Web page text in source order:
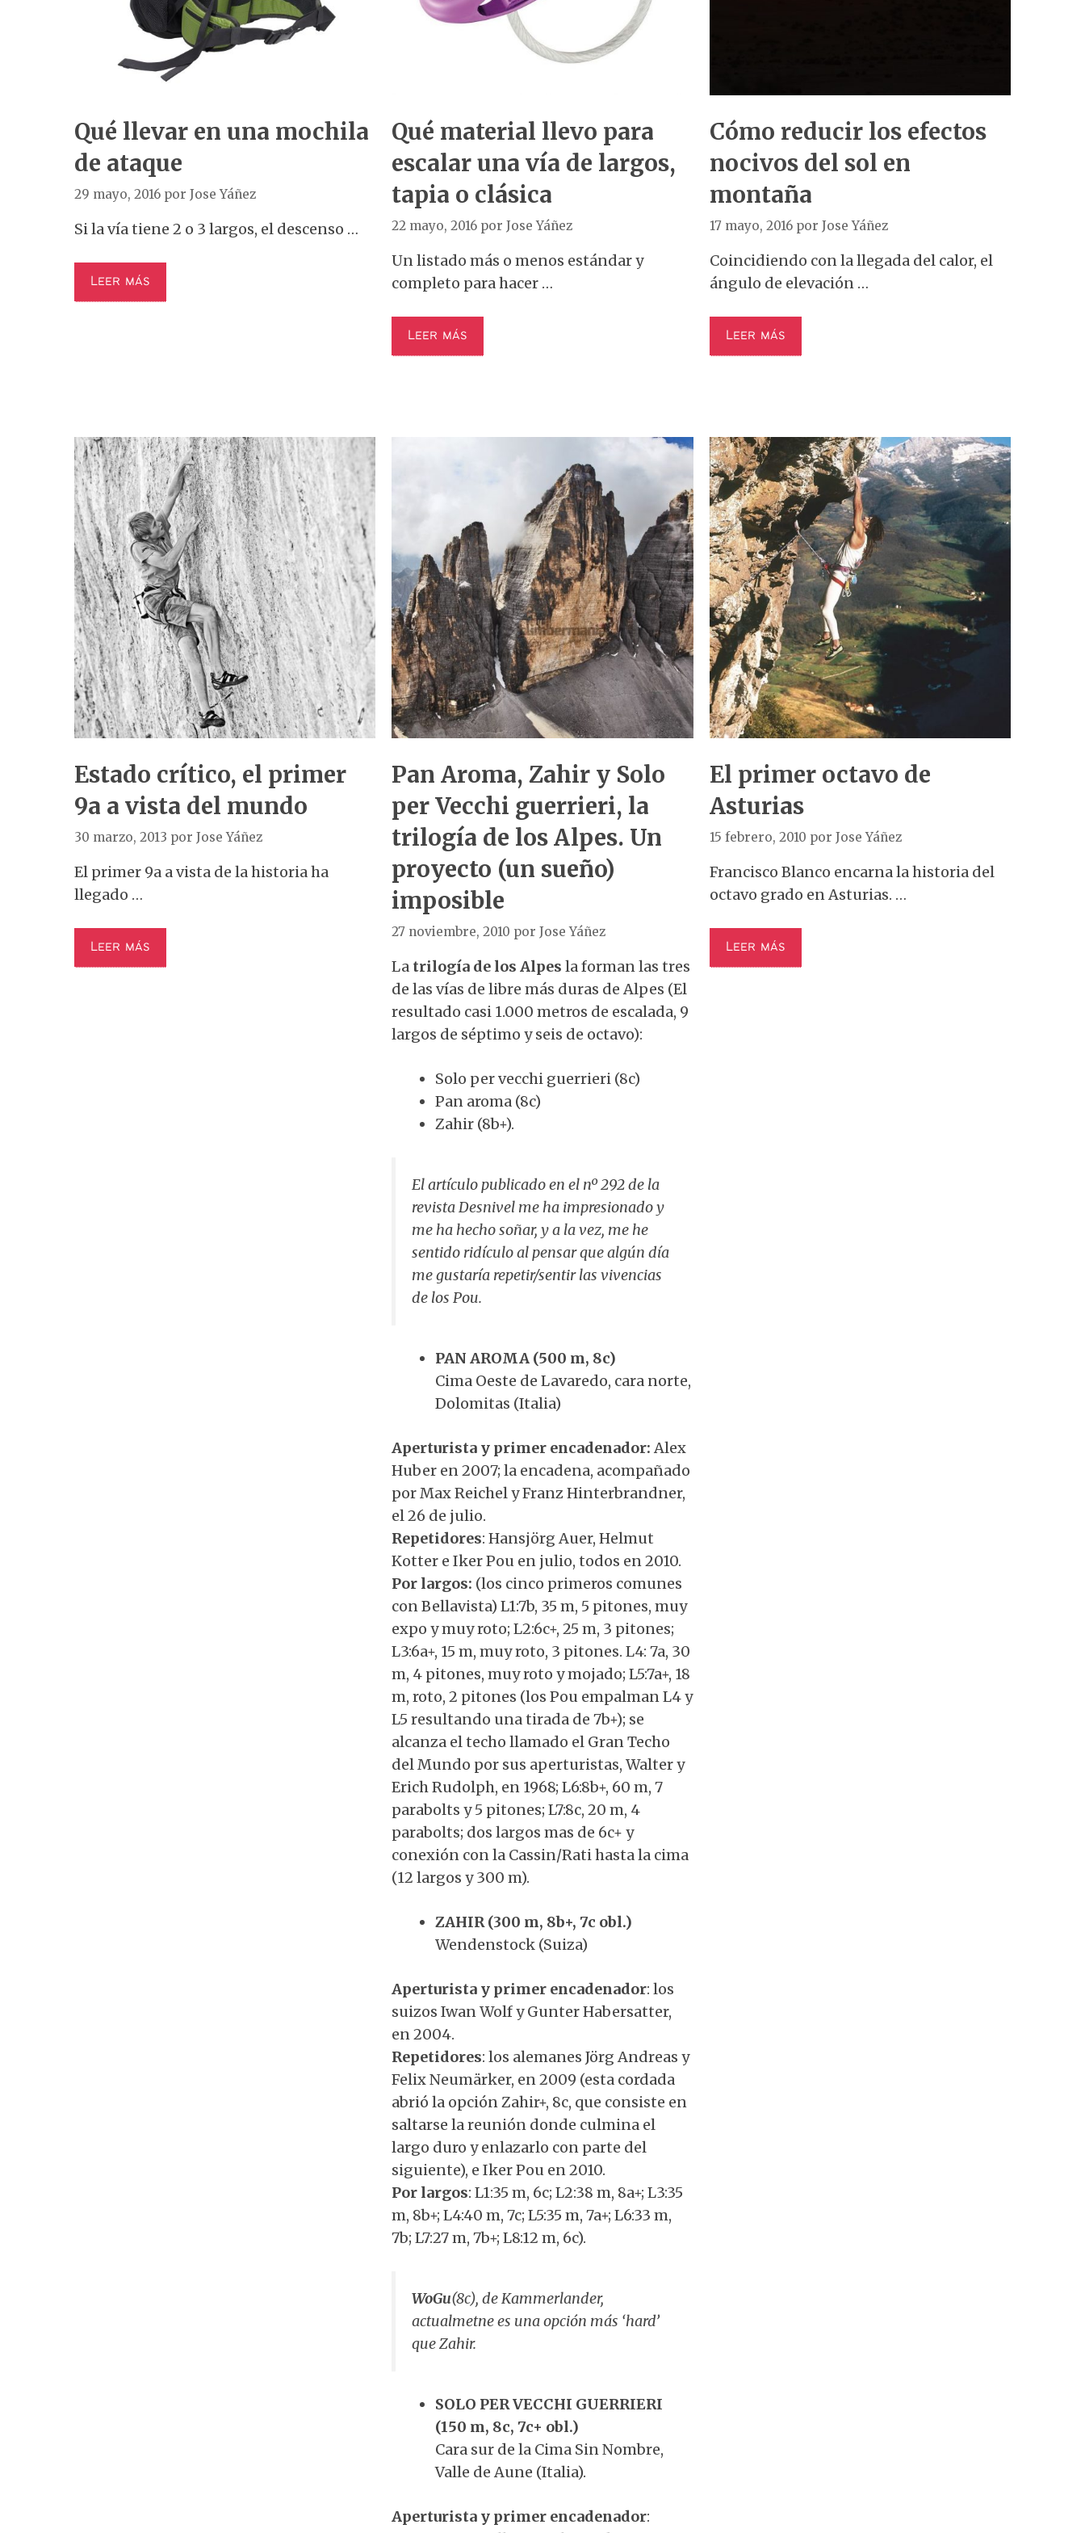
Qué llevar en una mochila
de ataque
29 mayo, 2016 por Jose Yáñez
Si la vía tiene 2 o 3 largos, el descenso …
Leer más
Qué material llevo para
escalar una vía de largos,
tapia o clásica
22 mayo, 2016 porJose Yáñez
Un listado más o menos estándar y
completo para hacer …
Leer más
Cómo reducir los efectos
nocivos del sol en
montaña
17 mayo, 2016 por Jose Yáñez
Coincidiendo con la llegada del calor, el
ángulo de elevación …
Leer más
Estado crítico, el primer
9a a vista del mundo
30 marzo, 2013 por Jose Yáñez
El primer 9a a vista de la historia ha
llegado …
Leer más
Pan Aroma, Zahir y Solo
per Vecchi guerrieri, la
trilogía de los Alpes. Un
proyecto (un sueño)
imposible
27 noviembre, 2010 porJose Yáñez
La trilogía de los Alpes la forman las tres
de las vías de libre más duras de Alpes (El
resultado casi 1.000 metros de escalada, 9
largos de séptimo y seis de octavo):
Solo per vecchi guerrieri (8c)
Pan aroma (8c)
Zahir (8b+).
El artículo publicado en el nº 292 de la
revista Desnivel me ha impresionado y
me ha hecho soñar, y a la vez, me he
sentido ridículo al pensar que algún día
me gustaría repetir/sentir las vivencias
de los Pou.
PAN AROMA (500 m, 8c)
Cima Oeste de Lavaredo, cara norte,
Dolomitas (Italia)
Aperturista y primer encadenador: Alex
Huber en 2007; la encadena, acompañado
por Max Reichel y Franz Hinterbrandner,
el 26 de julio.
Repetidores: Hansjörg Auer, Helmut
Kotter e Iker Pou en julio, todos en 2010.
Por largos: (los cinco primeros comunes
con Bellavista) L1:7b, 35 m, 5 pitones, muy
expo y muy roto; L2:6c+, 25 m, 3 pitones;
L3:6a+, 15 m, muy roto, 3 pitones. L4: 7a, 30
m, 4 pitones, muy roto y mojado; L5:7a+, 18
m, roto, 2 pitones (los Pou empalman L4 y
L5 resultando una tirada de 7b+); se
alcanza el techo llamado el Gran Techo
del Mundo por sus aperturistas, Walter y
Erich Rudolph, en 1968; L6:8b+, 60 m, 7
parabolts y 5 pitones; L7:8c, 20 m, 4
parabolts; dos largos mas de 6c+ y
conexión con la Cassin/Rati hasta la cima
(12 largos y 300 m).
ZAHIR (300 m, 8b+, 7c obl.)
Wendenstock (Suiza)
Aperturista y primer encadenador: los
suizos Iwan Wolf y Gunter Habersatter,
en 2004.
Repetidores: los alemanes Jörg Andreas y
Felix Neumärker, en 2009 (esta cordada
abrió la opción Zahir+, 8c, que consiste en
saltarse la reunión donde culmina el
largo duro y enlazarlo con parte del
siguiente), e Iker Pou en 2010.
Por largos: L1:35 m, 6c; L2:38 m, 8a+; L3:35
m, 8b+; L4:40 m, 7c; L5:35 m, 7a+; L6:33 m,
7b; L7:27 m, 7b+; L8:12 m, 6c).
WoGu(8c), de Kammerlander,
actualmetne es una opción más ‘hard’
que Zahir.
SOLO PER VECCHI GUERRIERI
(150 m, 8c, 7c+ obl.)
Cara sur de la Cima Sin Nombre,
Valle de Aune (Italia).
Aperturista y primer encadenador:
El primer octavo de
Asturias
15 febrero, 2010 por Jose Yáñez
Francisco Blanco encarna la historia del
octavo grado en Asturias. …
Leer más